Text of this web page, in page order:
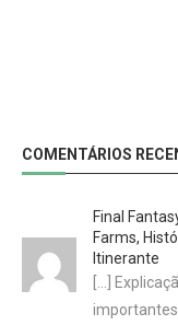
COMENTÁRIOS
Final
Farms,
Itinerante
[…]
importantes